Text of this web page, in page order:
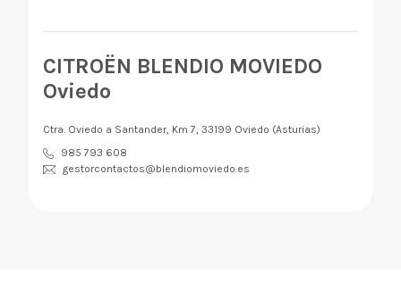
CITROËN BLENDIO MOVIEDO
Oviedo
Ctra. Oviedo a Santander, Km 7, 33199 Oviedo (Asturias)
985 793 608
gestorcontactos@blendiomoviedo.es